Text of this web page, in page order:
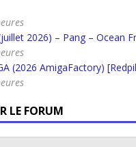
2026) – Pang – Ocean
(2026 AmigaFactory)
LE FORUM